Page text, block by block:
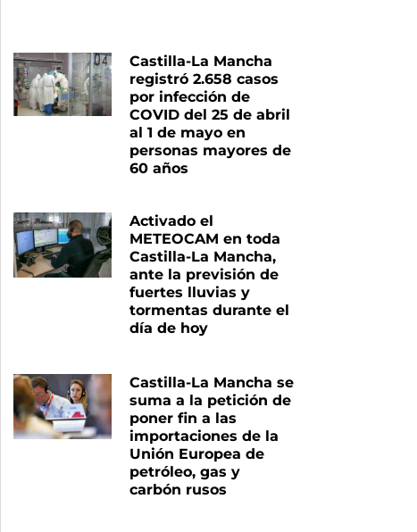
Castilla-La Mancha
registró 2.658 casos
por infección de
COVID del 25 de abril
al 1 de mayo en
personas mayores de
60 años
Activado el
METEOCAM en toda
Castilla-La Mancha,
ante la previsión de
fuertes lluvias y
tormentas durante el
día de hoy
Castilla-La Mancha se
suma a la petición de
poner fin a las
importaciones de la
Unión Europea de
petróleo, gas y
carbón rusos